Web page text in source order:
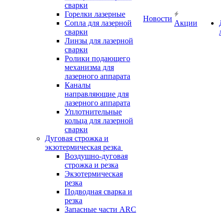
сварки
Горелки лазерные
Сопла для лазерной
сварки
Линзы для лазерной
сварки
Ролики подающего
механизма для
лазерного аппарата
Каналы
направляющие для
лазерного аппарата
Уплотнительные
кольца для лазерной
сварки
Дуговая строжка и
экзотермическая резка
Воздушно-дуговая
строжка и резка
Экзотермическая
резка
Подводная сварка и
резка
Запасные части ARC
Новости
Акции